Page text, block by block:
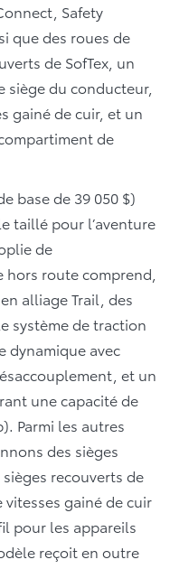
Safety
que des roues de
de SofTex, un
siège du conducteur,
gainé de cuir, et un
de
base de 39 050 $)
taillé pour l’aventure
de
route comprend,
alliage Trail, des
système de traction
dynamique avec
et un
une capacité de
Parmi les autres
des sièges
recouverts de
vitesses gainé de cuir
pour les appareils
reçoit en outre